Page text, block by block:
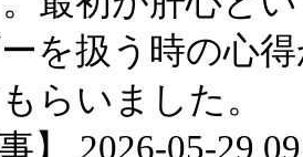
を扱う時の心
らいました。
】 2026-05-29